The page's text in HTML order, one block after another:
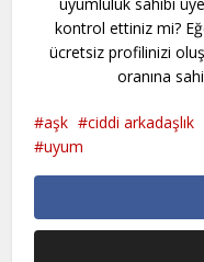
kontrol ettiniz mi?
ücretsiz profilinizi
oranına
aşk ciddi arkadaşlık
uyum